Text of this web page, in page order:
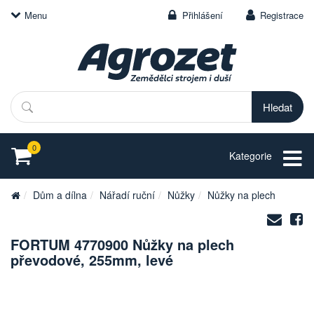
Menu Přihlášení Registrace
Hledat
0
Kategorie
Dům a dílna Nářadí ruční Nůžky Nůžky na plech
na
FORTUM 4770900 Nůžky na plech
převodové, 255mm, levé